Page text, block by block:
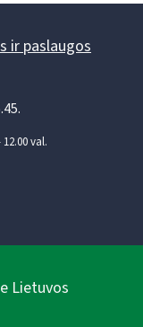
ir paslaugos
val.
Lietuvos